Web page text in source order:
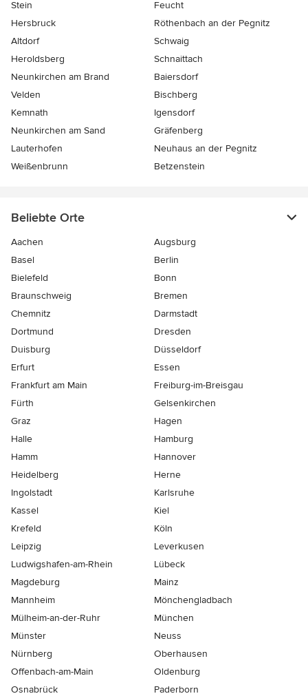
Stein
Feucht
Hersbruck
Röthenbach an der Pegnitz
Altdorf
Schwaig
Heroldsberg
Schnaittach
Neunkirchen am Brand
Baiersdorf
Velden
Bischberg
Kemnath
Igensdorf
Neunkirchen am Sand
Gräfenberg
Lauterhofen
Neuhaus an der Pegnitz
Weißenbrunn
Betzenstein
Beliebte Orte
Aachen
Augsburg
Basel
Berlin
Bielefeld
Bonn
Braunschweig
Bremen
Chemnitz
Darmstadt
Dortmund
Dresden
Duisburg
Düsseldorf
Erfurt
Essen
Frankfurt am Main
Freiburg-im-Breisgau
Fürth
Gelsenkirchen
Graz
Hagen
Halle
Hamburg
Hamm
Hannover
Heidelberg
Herne
Ingolstadt
Karlsruhe
Kassel
Kiel
Krefeld
Köln
Leipzig
Leverkusen
Ludwigshafen-am-Rhein
Lübeck
Magdeburg
Mainz
Mannheim
Mönchen­gladbach
Mülheim-an-der-Ruhr
München
Münster
Neuss
Nürnberg
Oberhausen
Offenbach-am-Main
Oldenburg
Osnabrück
Paderborn